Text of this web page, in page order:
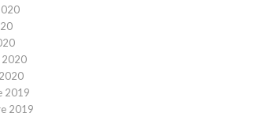
2020
2019
2019